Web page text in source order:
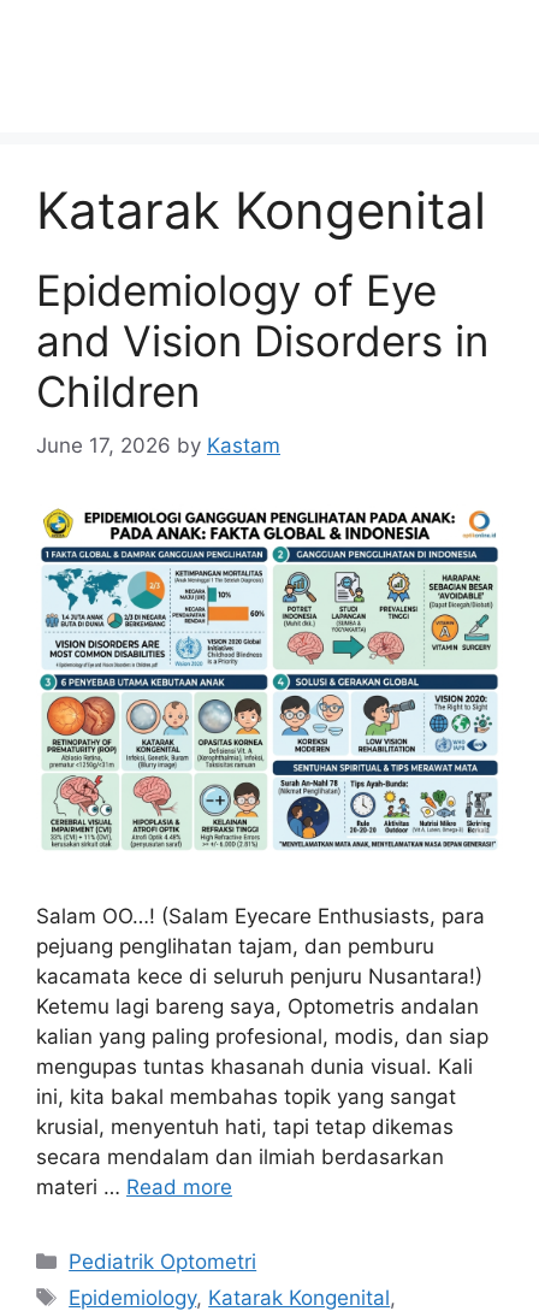
Katarak Kongenital
Epidemiology of Eye
and Vision Disorders in
Children
June 17, 2026 by Kastam
Salam OO…! (Salam Eyecare Enthusiasts, para
pejuang penglihatan tajam, dan pemburu
kacamata kece di seluruh penjuru Nusantara!)
Ketemu lagi bareng saya, Optometris andalan
kalian yang paling profesional, modis, dan siap
mengupas tuntas khasanah dunia visual. Kali
ini, kita bakal membahas topik yang sangat
krusial, menyentuh hati, tapi tetap dikemas
secara mendalam dan ilmiah berdasarkan
materi … Read more
Categories
Pediatrik Optometri
Tags
Epidemiology, Katarak Kongenital,